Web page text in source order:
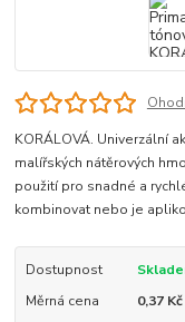
KORÁLOVÁ. Univerzální
malířských nátěrových
použití pro snadné a
kombinovat nebo je
Dostupnost
Měrná cena
0,37